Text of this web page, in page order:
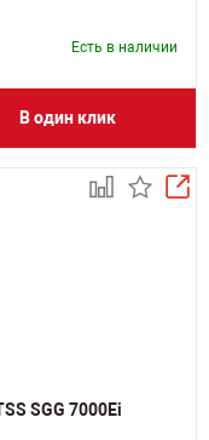
Есть в наличии
В один клик
SGG 7000Ei